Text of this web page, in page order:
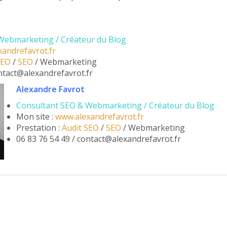
/ Créateur du Blog
/SEO / Webmarketing
Alexandre Favrot
Consultant SEO & Webmarketing / Créateur du Blog
Mon site : www.alexandrefavrot.fr
Prestation : Audit SEO /SEO / Webmarketing
06 83 76 54 49 / contact@alexandrefavrot.fr